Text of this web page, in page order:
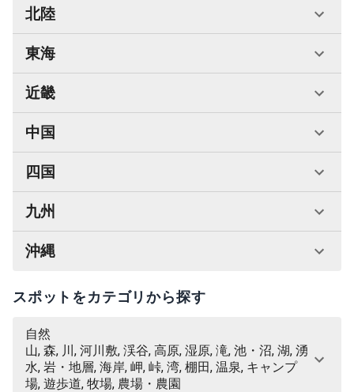
北陸
東海
近畿
中国
四国
九州
沖縄
スポットをカテゴリから探す
自然
山, 森, 川, 河川敷, 渓谷, 高原, 湿原, 滝, 池・沼, 湖, 湧
水, 岩・地層, 海岸, 岬, 峠, 湾, 棚田, 温泉, キャンプ
場, 遊歩道, 牧場, 農場・農園